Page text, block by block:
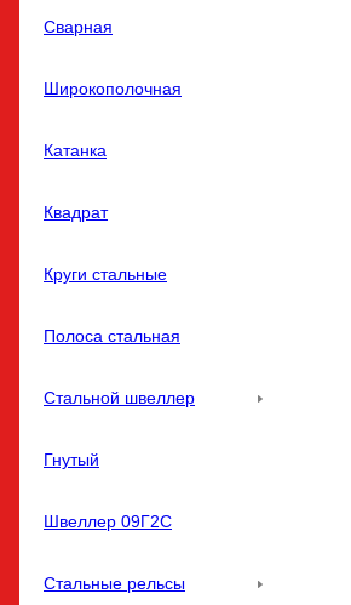
Сварная
Широкополочная
Катанка
Квадрат
Круги стальные
Полоса стальная
Стальной швеллер
Гнутый
Швеллер 09Г2С
Стальные рельсы